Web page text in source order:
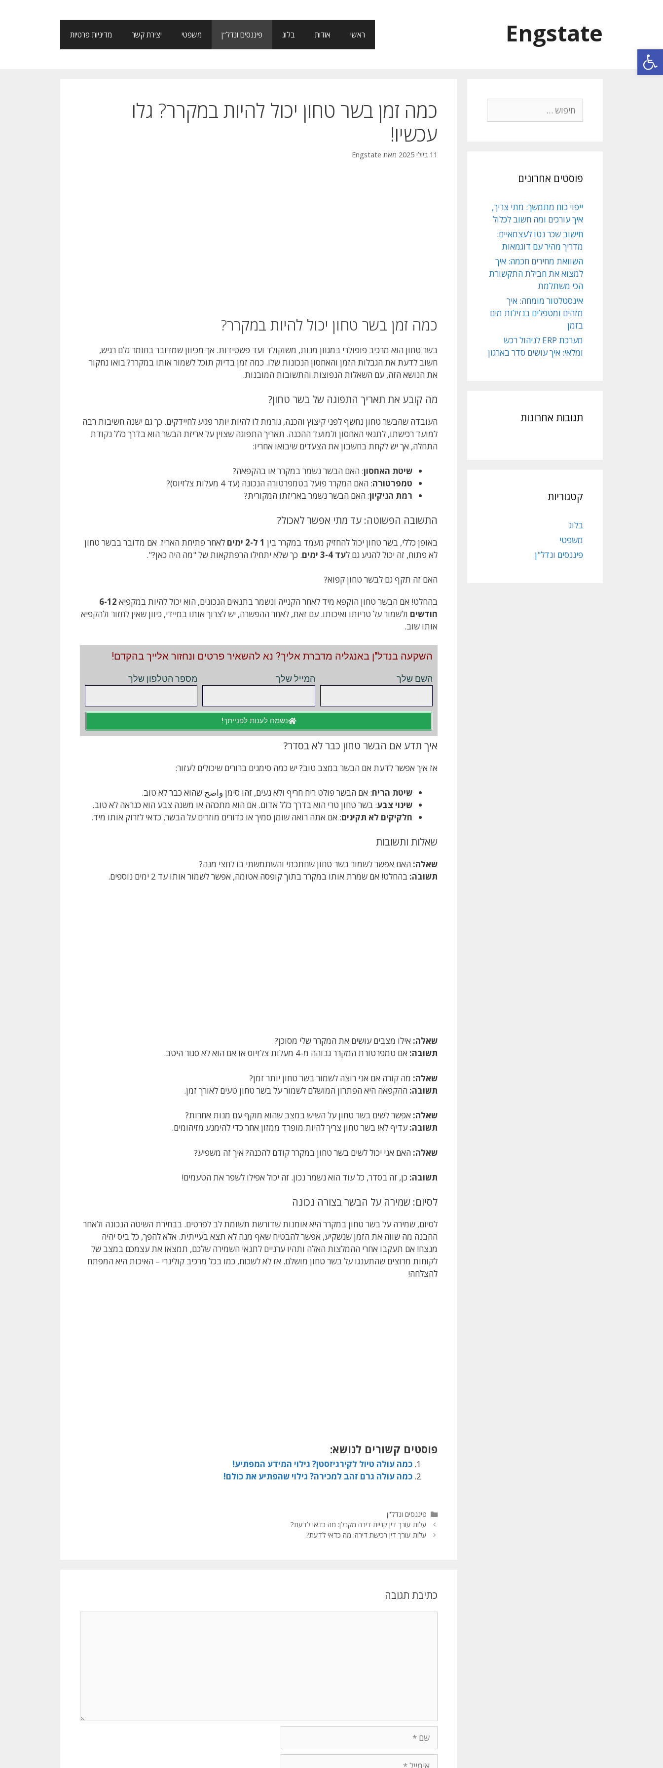
פתח סרגל נגישות
Engstate ראשי אודות בלוג פיננסים ונדל"ן משפטי יצירת קשר מדיניות פרטיות
כמה זמן בשר טחון יכול להיות במקרר? גלו
עכשיו!
11 ביולי 2025 מאת Engstate
כמה זמן בשר טחון יכול להיות במקרר?
בשר טחון הוא מרכיב פופולרי במגוון מנות, משוקולד ועד פשטידות. אך מכיוון שמדובר בחומר גלם רגיש,
חשוב לדעת את הגבלות הזמן והאחסון הנכונות שלו. כמה זמן בדיוק תוכל לשמור אותו במקרר? בואו נחקור
את הנושא הזה, עם השאלות הנפוצות והתשובות המובנות.
מה קובע את תאריך התפוגה של בשר טחון?
העובדה שהבשר טחון נחשף לפני קיצוץ והכנה, גורמת לו להיות יותר פגיע לחיידקים. כך גם ישנה חשיבות רבה
למועד רכישתו, לתנאי האחסון ולמועד ההכנה. תאריך התפוגה שצוין על אריזת הבשר הוא בדרך כלל נקודת
התחלה, אך יש לקחת בחשבון את הצעדים שיבואו אחריו:
שיטת האחסון: האם הבשר נשמר במקרר או בהקפאה?
טמפרטורה: האם המקרר פועל בטמפרטורה הנכונה (עד 4 מעלות צלזיוס)?
רמת הניקיון: האם הבשר נשמר באריזתו המקורית?
התשובה הפשוטה: עד מתי אפשר לאכול?
באופן כללי, בשר טחון יכול להחזיק מעמד במקרר בין 1 ל-2 ימים
לאחר פתיחת האריז. אם מדובר בבשר טחון
לא פתוח, זה יכול להגיע גם לעד 3-4 ימים . כך שלא יתחילו הרפתקאות של "מה היה כאן?".
האם זה תקף גם לבשר טחון קפוא?
בהחלט! אם הבשר טחון הוקפא מיד לאחר הקנייה ונשמר בתנאים הנכונים, הוא יכול להיות במקפיא 6-12
חודשים ולשמור על טריותו ואיכותו. עם זאת, לאחר ההפשרה, יש לצרוך אותו במיידי, כיוון שאין לחזור ולהקפיא
אותו שוב.
השקעה בנדל"ן באנגליה מדברת אליך? נא להשאיר פרטים ונחזור אלייך בהקדם!
השם שלך המייל שלך מספר הטלפון שלך
נשמח לענות לפנייתך!
איך תדע אם הבשר טחון כבר לא בסדר?
אז איך אפשר לדעת אם הבשר במצב טוב? יש כמה סימנים ברורים שיכולים לעזור:
שיטת הריח: אם הבשר פולט ריח חריף ולא נעים, זהו סימן واضح שהוא כבר לא טוב.
שינוי צבע: בשר טחון טרי הוא בדרך כלל אדום. אם הוא מתכהה או משנה צבע הוא כנראה לא טוב.
חלקיקים לא תקינים: אם אתה רואה שומן סמיך או כדורים מוזרים על הבשר, כדאי לזרוק אותו מיד.
שאלות ותשובות
שאלה: האם אפשר לשמור בשר טחון שחתכתי והשתמשתי בו לחצי מנה?
תשובה: בהחלט! אם שמרת אותו במקרר בתוך קופסה אטומה, אפשר לשמור אותו עד 2 ימים נוספים.
שאלה: אילו מצבים עושים את המקרר שלי מסוכן?
תשובה: אם טמפרטורת המקרר גבוהה מ-4 מעלות צלזיוס או אם הוא לא סגור היטב.
שאלה: מה קורה אם אני רוצה לשמור בשר טחון יותר זמן?
תשובה: ההקפאה היא הפתרון המושלם לשמור על בשר טחון טעים לאורך זמן.
שאלה: אפשר לשים בשר טחון על השיש במצב שהוא מוקף עם מנות אחרות?
תשובה: עדיף לא! בשר טחון צריך להיות מופרד ממזון אחר כדי להימנע מזיהומים.
שאלה: האם אני יכול לשים בשר טחון במקרר קודם להכנה? איך זה משפיע?
תשובה: כן, זה בסדר, כל עוד הוא נשמר נכון. זה יכול אפילו לשפר את הטעמים!
לסיום: שמירה על הבשר בצורה נכונה
לסיום, שמירה על בשר טחון במקרר היא אומנות שדורשת תשומת לב לפרטים. בבחירת השיטה הנכונה ולאחר
ההבנה מה שווה את הזמן שנשקיע, אפשר להבטיח שאף מנה לא תצא בעייתית. אלא להפך, כל ביס יהיה
מנצח! אם תעקבו אחרי ההמלצות האלה ותהיו ערניים לתנאי השמירה שלכם, תמצאו את עצמכם במצב של
לקוחות מרוצים שהתענגו על בשר טחון מושלם. אז לא לשכוח, כמו בכל מרכיב קולינרי – האיכות היא המפתח
להצלחה!
פוסטים קשורים לנושא:
כמה עולה טיול לקירגיזסטן? גילוי המידע המפתיע!
כמה עולה גרם זהב למכירה? גילוי שהפתיע את כולם!
פיננסים ונדל"ן
עלות עורך דין קניית דירה מקבלן: מה כדאי לדעת?
עלות עורך דין רכישת דירה: מה כדאי לדעת?
כתיבת תגובה
פוסטים אחרונים
ייפוי כוח מתמשך: מתי צריך,
איך עורכים ומה חשוב לכלול
חישוב שכר נטו לעצמאיים:
מדריך מהיר עם דוגמאות
השוואת מחירים חכמה: איך
למצוא את חבילת התקשורת
הכי משתלמת
אינסטלטור מומחה: איך
מזהים ומטפלים בנזילות מים
בזמן
מערכת ERP לניהול רכש
ומלאי: איך עושים סדר בארגון
תגובות אחרונות
קטגוריות
בלוג
משפטי
פיננסים ונדל"ן